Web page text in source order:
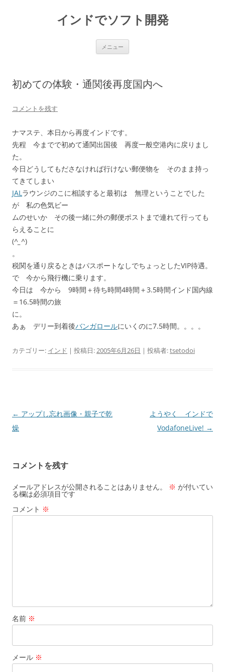
インドでソフト開発
メニュー
へ
ス
キ
初めての体験・通関後再度国内へ
コメントを残す
ナマステ、本日から再度インドです。
先程 今までで初めて通関出国後 再度一般空港内に戻りまし
た。
今日どうしてもださなければ行けない郵便物を そのまま持っ
てきてしまい
JALラウンジのこに相談すると最初は 無理ということでした
が 私の色気ビー
ムのせいか その後一緒に外の郵便ポストまで連れて行っても
らえることに
(^_^)
。
税関を通り戻るときはパスポートなしでちょっとしたVIP待遇。
で 今から飛行機に乗ります。
今日は 今から 9時間＋待ち時間4時間＋3.5時間インド国内線
＝16.5時間の旅
に。
あぁ デリー到着後バンガロールにいくのに7.5時間。。。。
カテゴリー: インド | 投稿日:2005年6月26日 | 投稿者:tsetodoi
投
稿
ゲ
ー
シ
ョ
← アップし忘れ画像・親子で乾
燥
ようやく インドで
VodafoneLive! →
コメントを残す
メールアドレスが公開されることはありません。 ※ が付いてい
る欄は必須項目です
コメント ※
名前 ※
メール ※